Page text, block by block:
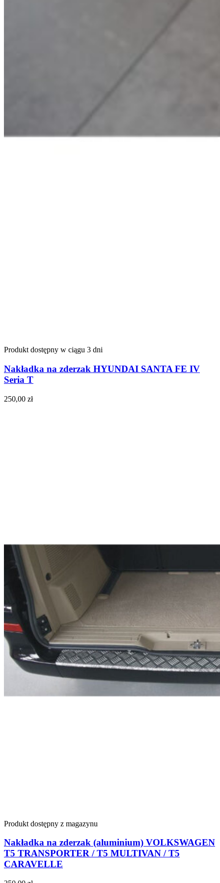
Produkt dostępny w ciągu 3 dni
Nakładka na zderzak HYUNDAI SANTA FE IV
Seria T
250,00 zł
Produkt dostępny z magazynu
Nakładka na zderzak (aluminium) VOLKSWAGEN
T5 TRANSPORTER / T5 MULTIVAN / T5
CARAVELLE